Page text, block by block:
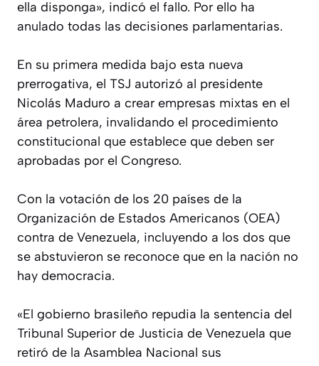
ella disponga», indicó el fallo. Por ello ha
anulado todas las decisiones parlamentarias.
En su primera medida bajo esta nueva
prerrogativa, el TSJ autorizó al presidente
Nicolás Maduro a crear empresas mixtas en el
área petrolera, invalidando el procedimiento
constitucional que establece que deben ser
aprobadas por el Congreso.
Con la votación de los 20 países de la
Organización de Estados Americanos (OEA)
contra de Venezuela, incluyendo a los dos que
se abstuvieron se reconoce que en la nación no
hay democracia.
«El gobierno brasileño repudia la sentencia del
Tribunal Superior de Justicia de Venezuela que
retiró de la Asamblea Nacional sus